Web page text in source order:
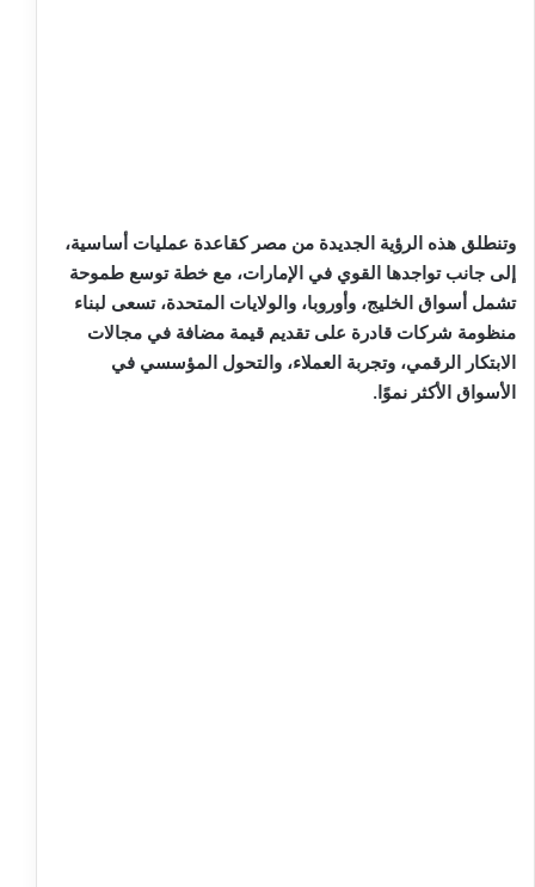
وتنطلق هذه الرؤية الجديدة من مصر كقاعدة عمليات أساسية،
إلى جانب تواجدها القوي في الإمارات، مع خطة توسع طموحة
تشمل أسواق الخليج، وأوروبا، والولايات المتحدة، تسعى لبناء
منظومة شركات قادرة على تقديم قيمة مضافة في مجالات
الابتكار الرقمي، وتجربة العملاء، والتحول المؤسسي في
الأسواق الأكثر نموًا.